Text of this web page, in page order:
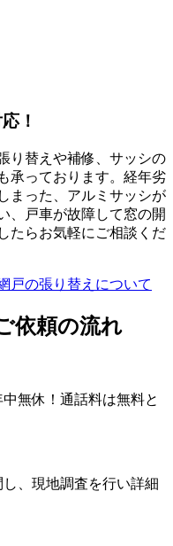
！
り替えや補修、サッシの
承っております。経年劣
まった、アルミサッシが
、戸車が故障して窓の開
たらお気軽にご相談くだ
戸の張り替えについて
依頼の流れ
無休！通話料は無料と
、現地調査を行い詳細